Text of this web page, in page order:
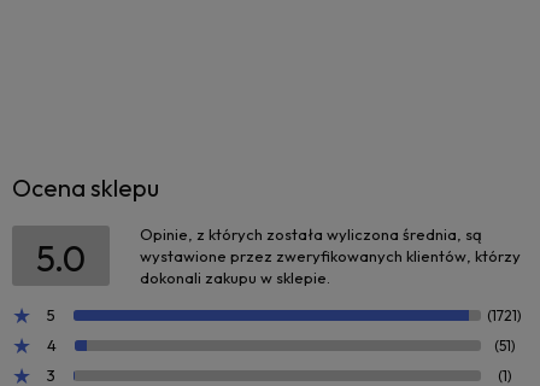
Ocena sklepu
5.0
Opinie, z których została wyliczona średnia, są
wystawione przez zweryfikowanych klientów, którzy
dokonali zakupu w sklepie.
5
(1721)
4 (51)
3 (1)